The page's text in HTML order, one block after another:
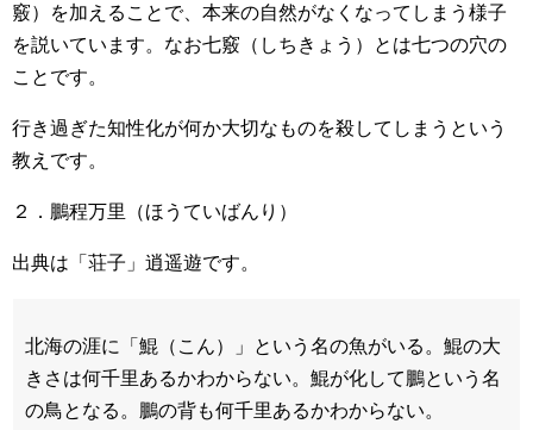
竅）を加えることで、本来の自然がなくなってしまう様子
を説いています。なお七竅（しちきょう）とは七つの穴の
ことです。
行き過ぎた知性化が何か大切なものを殺してしまうという
教えです。
２．鵬程万里（ほうていばんり）
出典は「荘子」逍遥遊です。
北海の涯に「鯤（こん）」という名の魚がいる。鯤の大
きさは何千里あるかわからない。鯤が化して鵬という名
の鳥となる。鵬の背も何千里あるかわからない。